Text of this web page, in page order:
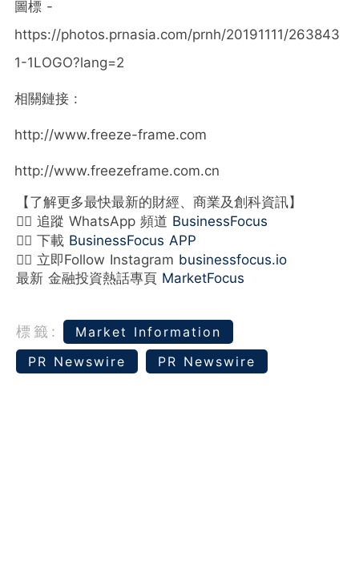
圖標 -
https://photos.prnasia.com/prnh/20191111/263843
1-1LOGO?lang=2
相關鏈接 :
http://www.freeze-frame.com
http://www.freezeframe.com.cn
【了解更多最快最新的財經、商業及創科資訊】
👉🏻 追蹤 WhatsApp 頻道 BusinessFocus
👉🏻 下載 BusinessFocus APP
👉🏻 立即Follow Instagram businessfocus.io
最新 金融投資熱話專頁 MarketFocus
標籤:
Market Information
PR Newswire
PR Newswire